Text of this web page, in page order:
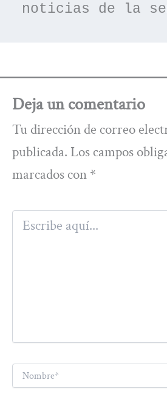
noticias de la
Deja un comentario
Tu dirección de correo
publicada. Los campos
marcados con *
Escribe
aquí...